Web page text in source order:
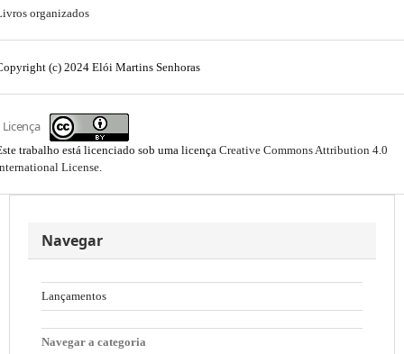
organizados
(c) 2024 Elói Martins Senhoras
Licença
trabalho está licenciado sob uma licença Creative Commons Attribution 4.0
License.
Navegar
Lançamentos
Navegar a categoria